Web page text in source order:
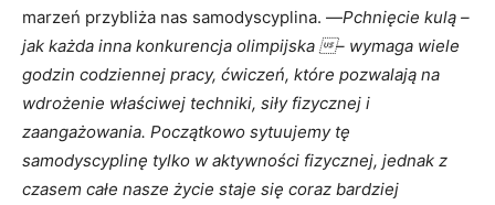
marzeń przybliża nas samodyscyplina. —Pchnięcie kulą –
jak każda inna konkurencja olimpijska – wymaga wiele
godzin codziennej pracy, ćwiczeń, które pozwalają na
wdrożenie właściwej techniki, siły fizycznej i
zaangażowania. Początkowo sytuujemy tę
samodyscyplinę tylko w aktywności fizycznej, jednak z
czasem całe nasze życie staje się coraz bardziej